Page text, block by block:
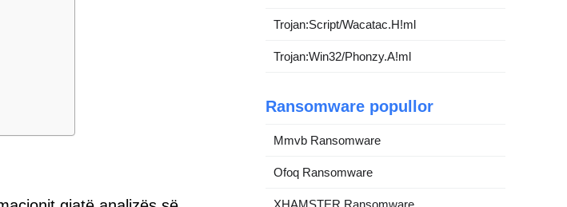
Trojan:Script/Wacatac.H!ml
Trojan:Win32/Phonzy.A!ml
Ransomware popullor
Mmvb Ransomware
Ofoq Ransomware
XHAMSTER Ransomware